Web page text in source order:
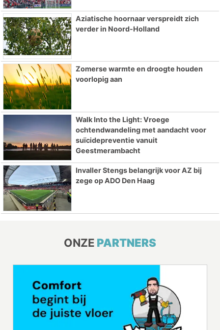
Aziatische hoornaar verspreidt zich
verder in Noord-Holland
Zomerse warmte en droogte houden
voorlopig aan
Walk Into the Light: Vroege
ochtendwandeling met aandacht voor
suïcidepreventie vanuit
Geestmerambacht
Invaller Stengs belangrijk voor AZ bij
zege op ADO Den Haag
ONZE PARTNERS